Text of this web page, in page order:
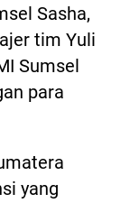
Sasha,
tim Yuli
Sumsel
para
yang